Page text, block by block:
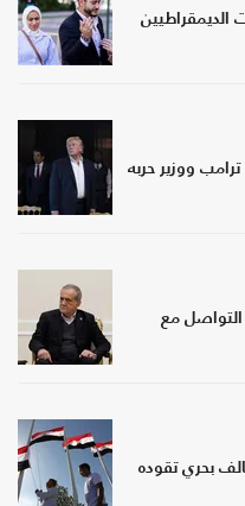
الديمقراطيين
ووزير حربه
مع
بحري تقوده